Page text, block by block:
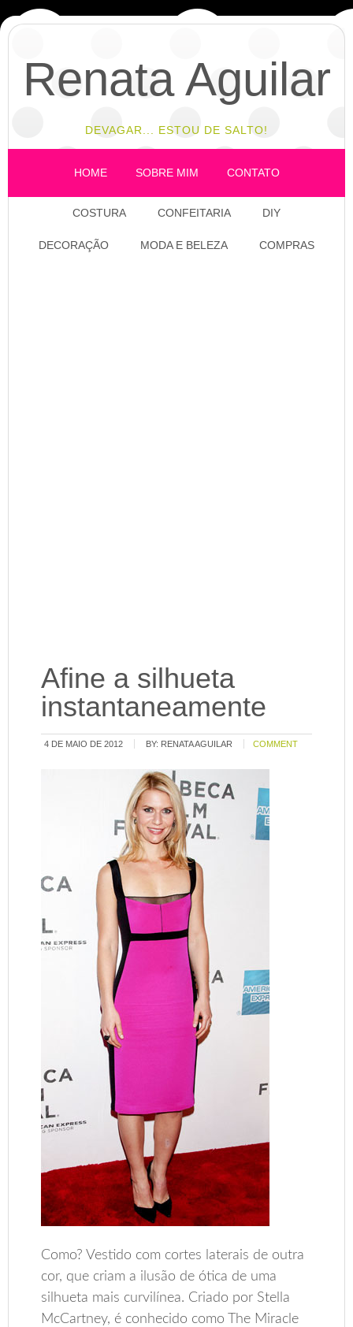
Renata Aguilar
DEVAGAR... ESTOU DE SALTO!
HOME SOBRE MIM CONTATO
COSTURA CONFEITARIA DIY
DECORAÇÃO MODA E BELEZA COMPRAS
Afine a silhueta
instantaneamente
4 DE MAIO DE 2012 BY: RENATA AGUILAR COMMENT
Como? Vestido com cortes laterais de outra
cor, que criam a ilusão de ótica de uma
silhueta mais curvilínea. Criado por Stella
McCartney, é conhecido como The Miracle